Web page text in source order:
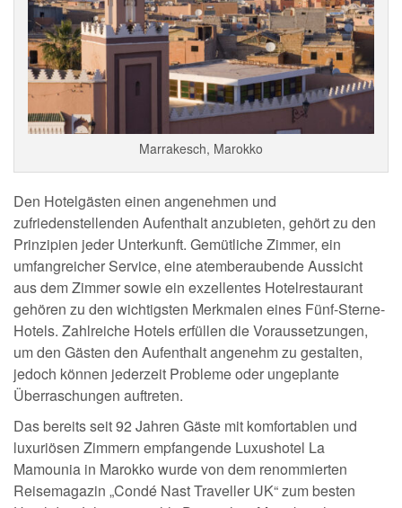
Marrakesch, Marokko
Den Hotelgästen einen angenehmen und
zufriedenstellenden Aufenthalt anzubieten, gehört zu den
Prinzipien jeder Unterkunft. Gemütliche Zimmer, ein
umfangreicher Service, eine atemberaubende Aussicht
aus dem Zimmer sowie ein exzellentes Hotelrestaurant
gehören zu den wichtigsten Merkmalen eines Fünf-Sterne-
Hotels. Zahlreiche Hotels erfüllen die Voraussetzungen,
um den Gästen den Aufenthalt angenehm zu gestalten,
jedoch können jederzeit Probleme oder ungeplante
Überraschungen auftreten.
Das bereits seit 92 Jahren Gäste mit komfortablen und
luxuriösen Zimmern empfangende Luxushotel La
Mamounia in Marokko wurde von dem renommierten
Reisemagazin „Condé Nast Traveller UK“ zum besten